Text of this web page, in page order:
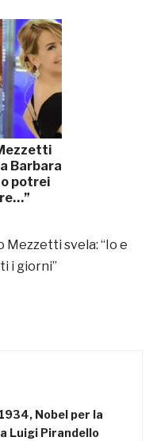
Barbara
potrei
Mezzetti svela: “Io e
i giorni”
Nobel per la
Luigi Pirandello